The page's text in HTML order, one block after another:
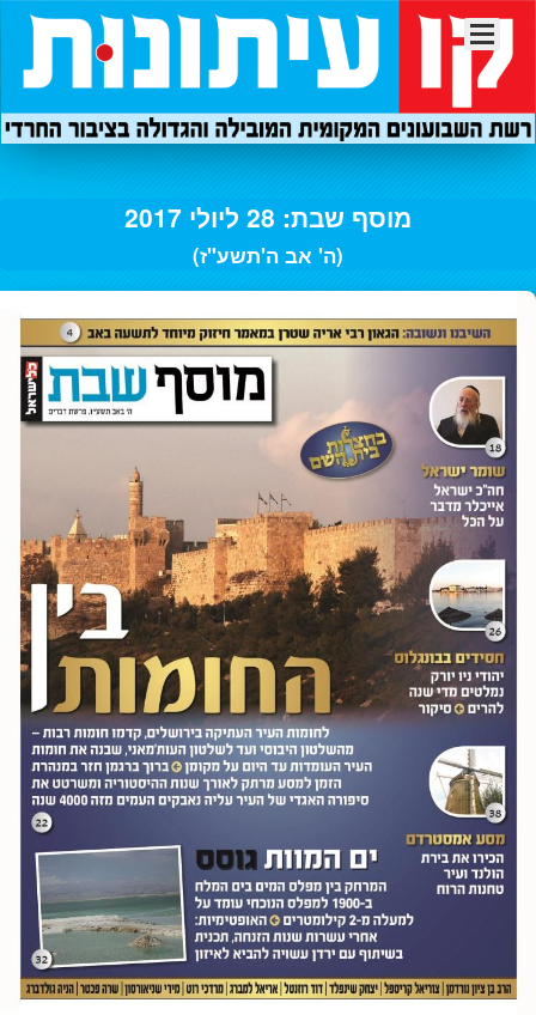
מוסף שבת: 28 ליולי 2017
(ה' אב ה'תשע"ז)